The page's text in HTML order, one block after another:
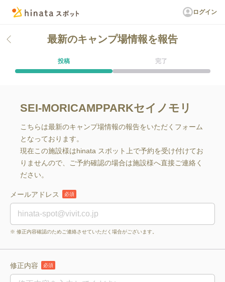
ログイン
最新のキャンプ場情報を報告
投稿 完了
SEI-MORICAMPPARKセイノモリ
こちらは最新のキャンプ場情報の報告をいただくフォーム
となっております。
現在この施設様はhinata スポット上で予約を受け付けてお
りませんので、ご予約確認の場合は施設様へ直接ご連絡く
ださい。
メールアドレス 必須
※ 修正内容確認のためご連絡させていただく場合がございます。
修正内容 必須